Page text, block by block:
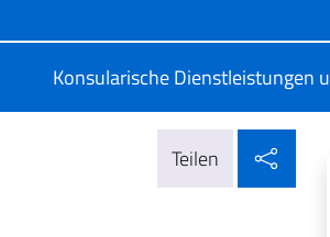
Konsularische Dienstleistungen
Teilen